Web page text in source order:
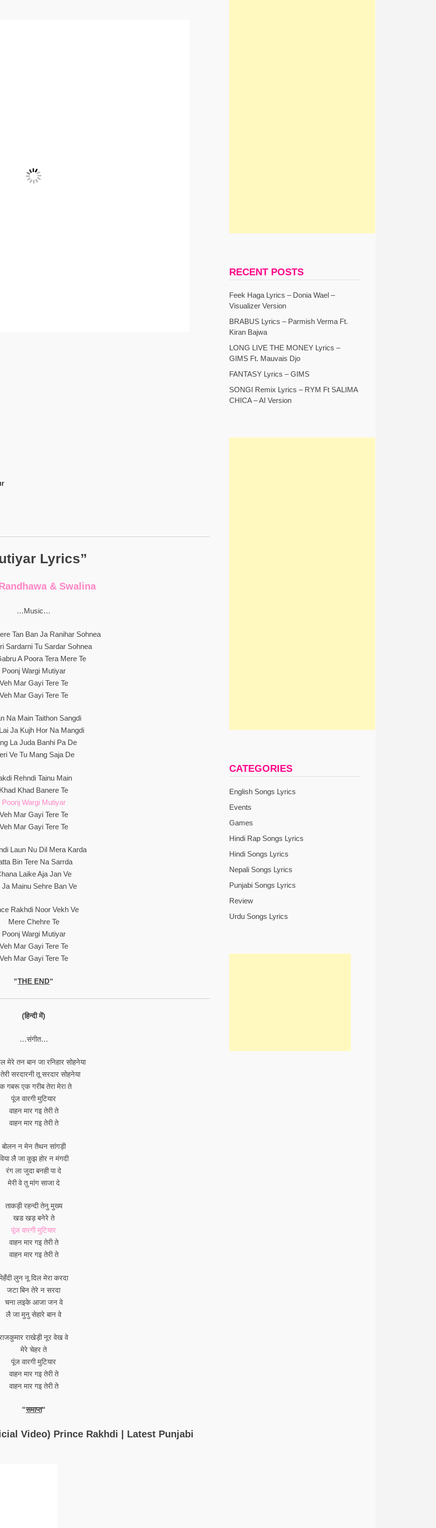
Lyrics”
& Swalina
…Music…
Tan Ban Ja Ranihar Sohnea
Sardarni Tu Sardar Sohnea
A Poora Tera Mere Te
Poonj Wargi Mutiyar
Mar Gayi Tere Te
Mar Gayi Tere Te
Na Main Taithon Sangdi
Ja Kujh Hor Na Mangdi
La Juda Banhi Pa De
Ve Tu Mang Saja De
Rehndi Tainu Main
Khad Banere Te
Poonj Wargi Mutiyar
Mar Gayi Tere Te
Mar Gayi Tere Te
Laun Nu Dil Mera Karda
Bin Tere Na Sarrda
Laike Aja Jan Ve
Ja Mainu Sehre Ban Ve
Rakhdi Noor Vekh Ve
Mere Chehre Te
Poonj Wargi Mutiyar
Mar Gayi Tere Te
Mar Gayi Tere Te
“THE END“
(हिन्दी में)
…संगीत…
मेरे तन बान जा रनिहार सोहनेया
सरदारनी तू सरदार सोहनेया
गबरू एक गरीब तेरा मेरा ते
पूंज वारगी मुटियार
वाहन मार गइ तेरी ते
वाहन मार गइ तेरी ते
बोलन न मेन तैथन सांगड़ी
लै जा कुझ होर न मंगदी
रंग ला जुदा बनही पा दे
मेरी वे तु मांग साजा दे
ताकड़ी रहन्दी तेनु मुख्य
खड खड़ बनेरे ते
पूंज वारगी मुटियार
वाहन मार गइ तेरी ते
वाहन मार गइ तेरी ते
लुन नू दिल मेरा करदा
जटा बिन तेरे न सरदा
चना लइके आजा जन वे
लै जा मुनु सेहारे बान वे
राखेड़ी नूर वेख वे
मेरे चेहर ते
पूंज वारगी मुटियार
वाहन मार गइ तेरी ते
वाहन मार गइ तेरी ते
“समाप्त“
Video) Prince Rakhdi | Latest Punjabi
RECENT POSTS
Feek Haga Lyrics – Donia Wael –
Visualizer Version
BRABUS Lyrics – Parmish Verma Ft.
Kiran Bajwa
LONG LIVE THE MONEY Lyrics –
GIMS Ft. Mauvais Djo
FANTASY Lyrics – GIMS
SONGI Remix Lyrics – RYM Ft SALIMA
CHICA – AI Version
CATEGORIES
English Songs Lyrics
Events
Games
Hindi Rap Songs Lyrics
Hindi Songs Lyrics
Nepali Songs Lyrics
Punjabi Songs Lyrics
Review
Urdu Songs Lyrics